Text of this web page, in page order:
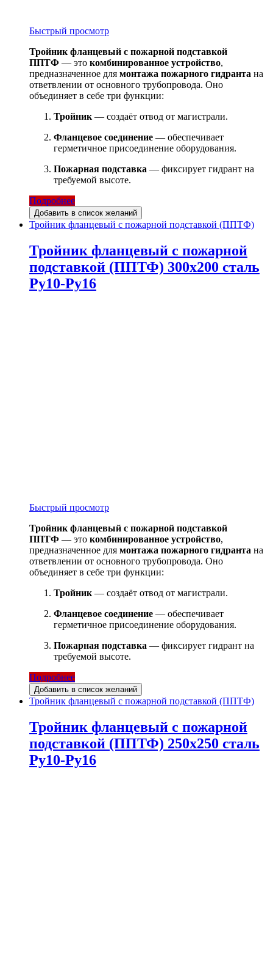
Быстрый просмотр
Тройник фланцевый с пожарной подставкой
ППТФ — это комбинированное устройство,
предназначенное для монтажа пожарного гидранта на
ответвлении от основного трубопровода. Оно
объединяет в себе три функции:
Тройник— создаёт отвод от магистрали.
Фланцевое соединение — обеспечивает
герметичное присоединение оборудования.
Пожарная подставка — фиксирует гидрант на
требуемой высоте.
Подробнее
Добавить в список желаний
Тройник фланцевый с пожарной подставкой (ППТФ)
Тройник фланцевый с пожарной
подставкой (ППТФ) 300х200 сталь
Ру10-Ру16
Быстрый просмотр
Тройник фланцевый с пожарной подставкой
ППТФ — это комбинированное устройство,
предназначенное для монтажа пожарного гидранта на
ответвлении от основного трубопровода. Оно
объединяет в себе три функции:
Тройник — создаёт отвод от магистрали.
Фланцевое соединение — обеспечивает
герметичное присоединение оборудования.
Пожарная подставка — фиксирует гидрант на
требуемой высоте.
Подробнее
Добавить в список желаний
Тройник фланцевый с пожарной подставкой (ППТФ)
Тройник фланцевый с пожарной
подставкой (ППТФ) 250х250 сталь
Ру10-Ру16